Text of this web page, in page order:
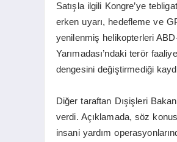
Satışla ilgili Kongre’ye
erken uyarı, hedefleme ve
yenilenmiş helikopterleri
Yarımadası’ndaki terör
dengesini değiştirmediği
Diğer taraftan Dışişleri
verdi. Açıklamada, söz
insani yardım